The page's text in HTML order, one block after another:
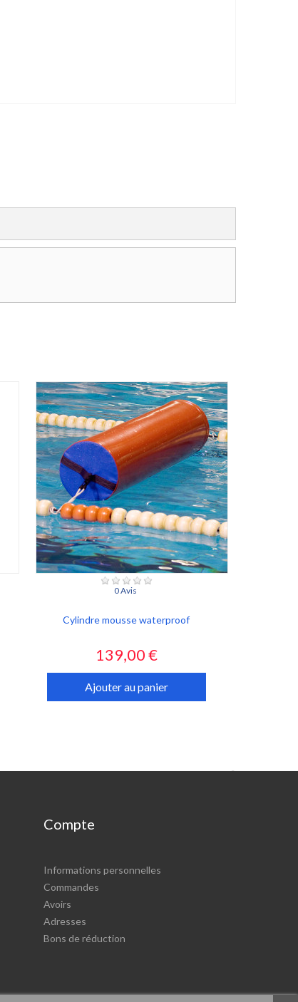
0 Avis
Cylindre mousse waterproof
Prix
139,00 €
Ajouter au panier

Compte
Informations personnelles
Commandes
Avoirs
Adresses
Bons de réduction